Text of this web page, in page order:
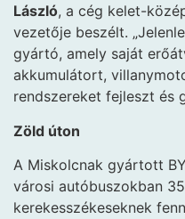
László, a cég kelet-
vezetője beszélt.
gyártó, amely saját
akkumulátort,
rendszereket fejleszt és
Zöld úton
A Miskolcnak gyártott
városi autóbuszokban
kerekesszékeseknek